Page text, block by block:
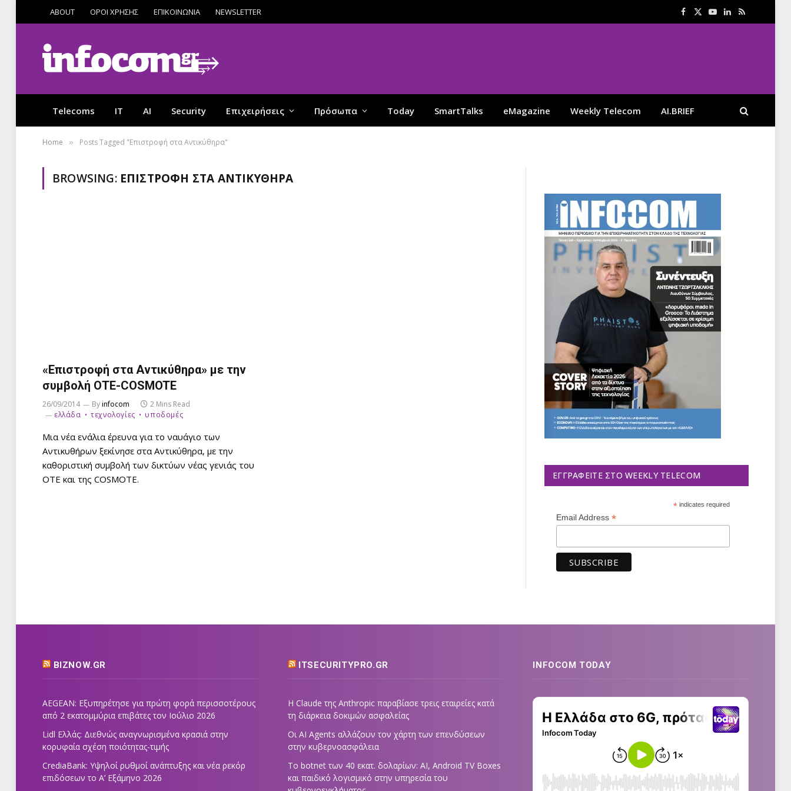
ABOUT ΟΡΟΙ ΧΡΗΣΗΣ ΕΠΙΚΟΙΝΩΝΙΑ NEWSLETTER Facebook
X
YouTube
LinkedIn
RSS
Telecoms IT AI Security Επιχειρήσεις Πρόσωπα Today SmartTalks eMagazine Weekly Telecom AI.BRIEF
Home » Posts Tagged "Επιστροφή στα Αντικύθηρα"
BROWSING: ΕΠΙΣΤΡΟΦΉ ΣΤΑ ΑΝΤΙΚΎΘΗΡΑ
«Επιστροφή στα Αντικύθηρα» με την
συμβολή ΟΤΕ-COSMOTE
26/09/2014 Byinfocom
2 Mins Read
ελλάδα
τεχνολογίες υποδομές
Μια νέα ενάλια έρευνα για το ναυάγιο των
Αντικυθήρων ξεκίνησε στα Αντικύθηρα, με την
καθοριστική συμβολή των δικτύων νέας γενιάς του
ΟΤΕ και της COSMOTE.
ΕΓΓΡΑΦΕΊΤΕ ΣΤΟ WEEKLY TELECOM
*indicates required
Email Address *
BIZNOW.GR
AEGEAN: Εξυπηρέτησε για πρώτη φορά περισσοτέρους
από 2 εκατομμύρια επιβάτες τον Ιούλιο 2026
Lidl Ελλάς: Διεθνώς αναγνωρισμένα κρασιά στην
κορυφαία σχέση ποιότητας-τιμής
CrediaBank: Υψηλοί ρυθμοί ανάπτυξης και νέα ρεκόρ
επιδόσεων το Α’ Εξάμηνο 2026
ITSECURITYPRO.GR
Η Claude της Anthropic παραβίασε τρεις εταιρείες κατά
τη διάρκεια δοκιμών ασφαλείας
Οι AI Agents αλλάζουν τον χάρτη των επενδύσεων
στην κυβερνοασφάλεια
Το botnet των 40 εκατ. δολαρίων: AI, Android TV Boxes
και παιδικό λογισμικό στην υπηρεσία του
INFOCOM TODAY